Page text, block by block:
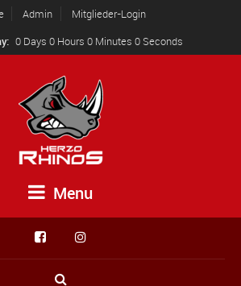
Admin
Mitglieder-Login
0 Days 0 Hours 0 Minutes 0 Seconds
Menu